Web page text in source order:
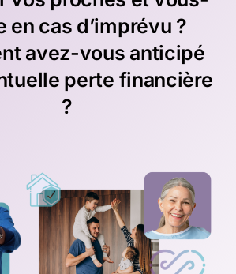
en cas d’imprévu ?
avez-vous anticipé
perte financière
?